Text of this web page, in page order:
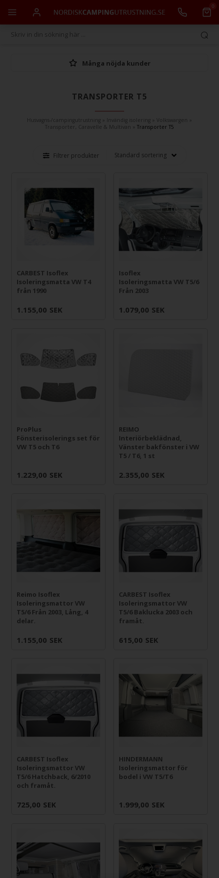
0
Många nöjda kunder
TRANSPORTER T5
Husvagns-/campingutrustning» Invändig isolering» Volkswargen
Transporter, Caravelle & Multivan
Transporter T5
Filtrer produkter
CARBEST Isoflex
Isoleringsmatta VW T4
från 1990
1.155,00 SEK
Isoflex
Isoleringsmatta VW T5/6
Från 2003
1.079,00 SEK
ProPlus
Fönsterisolerings set för
VW T5 och T6
1.229,00 SEK
REIMO
Interiörbeklädnad,
Vänster bakfönster i VW
T5 / T6, 1 st
2.355,00 SEK
Reimo Isoflex
Isoleringsmattor VW
T5/6 Från 2003, Lång, 4
delar.
1.155,00 SEK
CARBEST Isoflex
Isoleringsmattor VW
T5/6 Baklucka 2003 och
framåt.
615,00 SEK
CARBEST Isoflex
Isoleringsmattor VW
T5/6 Hatchback, 6/2010
och framåt.
725,00 SEK
HINDERMANN
Isoleringsmattor för
bodel i VW T5/T6
1.999,00 SEK